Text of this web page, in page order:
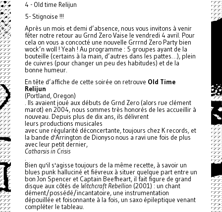
4 - Old time Relijun
5- Stignoise !!!
Après un mois et demi d’absence, nous vous invitons à venir
fêter notre retour au Grnd Zero Vaise le vendredi 4 avril. Pour
cela on vous a concocté une nouvelle Grrrnd Zero Party bien
wock’n woll ! Yeah ! Au programme : 5 groupes ayant de la
bouteille (certains à la main, d’autres dans les pattes…), plein
de cuivres (pour changer un peu des habitudes) et de la
bonne humeur.
En tête d’affiche de cette soirée on retrouve Old Time
Relijun
(Portland, Oregon)
. Ils avaient joué aux débuts de Grnd Zero (alors rue clément
marot) en 2004, nous sommes très honorés de les accueillir à
nouveau. Depuis plus de dix ans, ils délivrent
leurs productions musicales
avec une régularité déconcertante, toujours chez K records, et
la bande d'Arrington de Dionyso nous a ravi une fois de plus
avec leur petit dernier,
Catharsis in Crisis
.
Bien qu'il s'agisse toujours de la même recette, à savoir un
blues punk halluciné et fiévreux à situer quelque part entre un
bon Jon Spencer et Captain Beefheart, il fait figure de grand
disque aux côtés de Witchcraft Rebellion (2001) : un chant
dément/possédé/incantatoire, une instrumentation
dépouillée et foisonnante à la fois, un saxo épileptique venant
compléter le tableau.